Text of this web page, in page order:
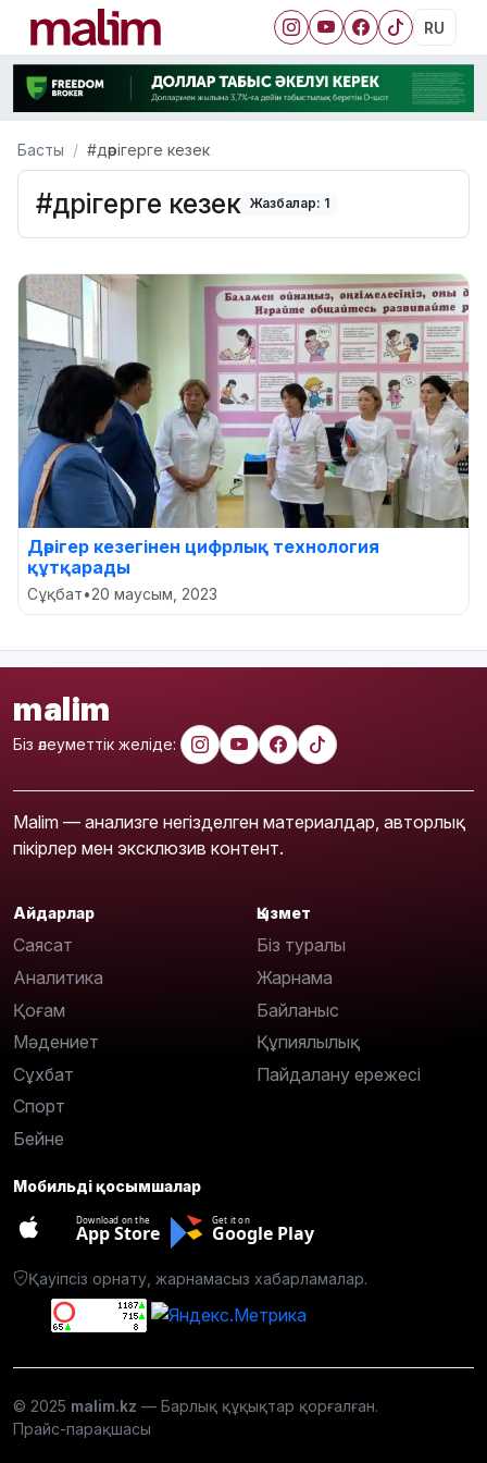
RU
Басты #дәрігерге кезек
#дәрігерге кезек Жазбалар: 1
Дәрігер кезегінен цифрлық технология
құтқарады
Сұқбат•20 маусым, 2023
malim
Біз әлеуметтік желіде:
Malim — анализге негізделген материалдар, авторлық
пікірлер мен эксклюзив контент.
Айдарлар
Саясат
Аналитика
Қоғам
Мәдениет
Сұхбат
Спорт
Бейне
Қызмет
Біз туралы
Жарнама
Байланыс
Құпиялылық
Пайдалану ережесі
Мобильді қосымшалар
Download on the
App Store
Get it on
Google Play
Қауіпсіз орнату, жарнамасыз хабарламалар.
© 2025 malim.kz — Барлық құқықтар қорғалған.
Прайс-парақшасы